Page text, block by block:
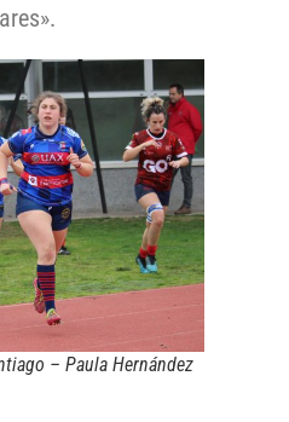
– Paula Hernández